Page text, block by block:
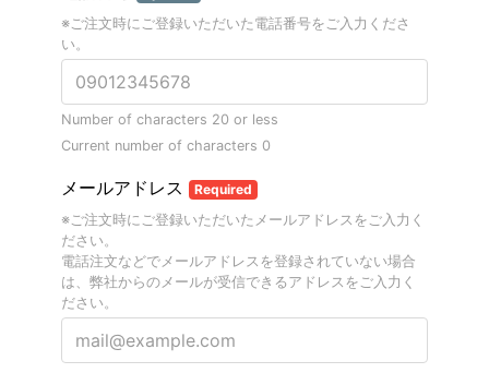
※ご注文時にご登録いただいた電話番号をご入力くださ
い。
Number of characters 20 or less
Current number of characters 0
メールアドレス Required
※ご注文時にご登録いただいたメールアドレスをご入力く
ださい。
電話注文などでメールアドレスを登録されていない場合
は、弊社からのメールが受信できるアドレスをご入力く
ださい。